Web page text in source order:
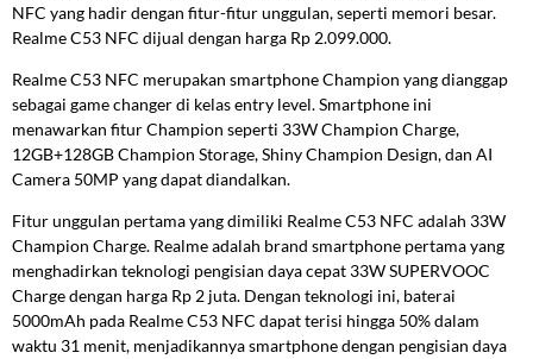
NFC yang hadir dengan fitur-fitur unggulan, seperti memori besar.
Realme C53 NFC dijual dengan harga Rp 2.099.000.
Realme C53 NFC merupakan smartphone Champion yang dianggap
sebagai game changer di kelas entry level. Smartphone ini
menawarkan fitur Champion seperti 33W Champion Charge,
12GB+128GB Champion Storage, Shiny Champion Design, dan AI
Camera 50MP yang dapat diandalkan.
Fitur unggulan pertama yang dimiliki Realme C53 NFC adalah 33W
Champion Charge. Realme adalah brand smartphone pertama yang
menghadirkan teknologi pengisian daya cepat 33W SUPERVOOC
Charge dengan harga Rp 2 juta. Dengan teknologi ini, baterai
5000mAh pada Realme C53 NFC dapat terisi hingga 50% dalam
waktu 31 menit, menjadikannya smartphone dengan pengisian daya